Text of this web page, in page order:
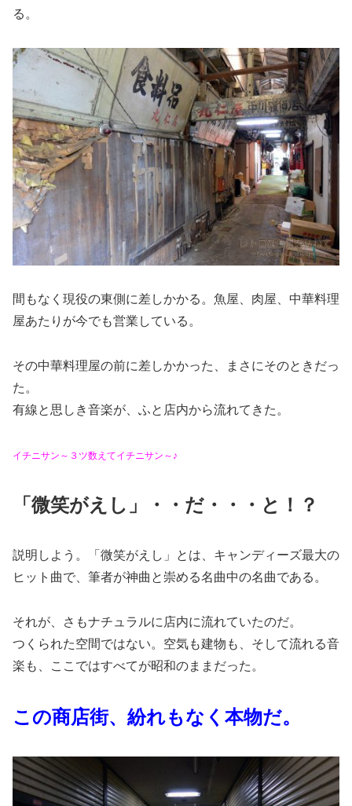
る。
間もなく現役の東側に差しかかる。魚屋、肉屋、中華料理
屋あたりが今でも営業している。
その中華料理屋の前に差しかかった、まさにそのときだっ
た。
有線と思しき音楽が、ふと店内から流れてきた。
イチニサン～３ツ数えてイチニサン～♪
「微笑がえし」・・だ・・・と！？
説明しよう。「微笑がえし」とは、キャンディーズ最大の
ヒット曲で、筆者が神曲と崇める名曲中の名曲である。
それが、さもナチュラルに店内に流れていたのだ。
つくられた空間ではない。空気も建物も、そして流れる音
楽も、ここではすべてが昭和のままだった。
この商店街、紛れもなく本物だ。